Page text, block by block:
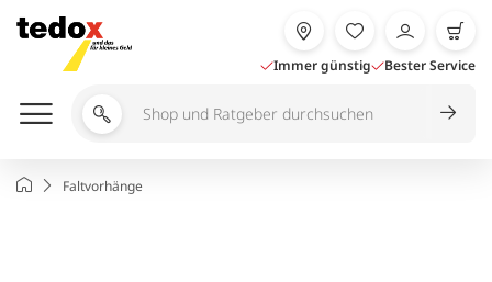
Inhalt
springen
Immer günstig Bester Service
Shop
durchsuchen
StartseiteFaltvorhänge